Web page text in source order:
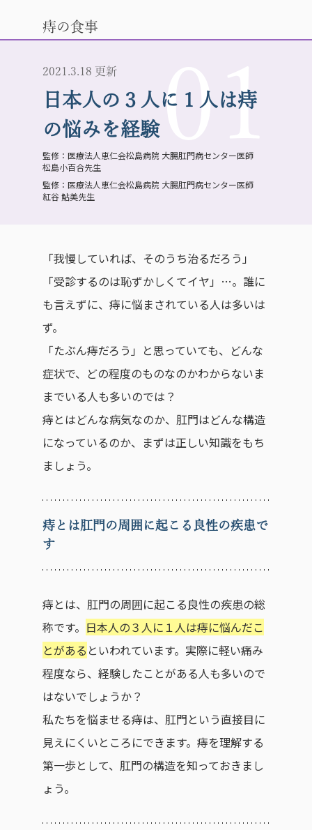
痔の食事
01
2021.3.18 更新
日本人の３人に１人は痔
の悩みを経験
医療法人恵仁会松島病院 大腸肛門病センター医師
松島小百合先生
医療法人恵仁会松島病院 大腸肛門病センター医師
紅谷 鮎美先生
「我慢していれば、そのうち治るだろう」
「受診するのは恥ずかしくてイヤ」…。誰に
も言えずに、痔に悩まされている人は多いは
ず。
「たぶん痔だろう」と思っていても、どんな
症状で、どの程度のものなのかわからないま
までいる人も多いのでは？
痔とはどんな病気なのか、肛門はどんな構造
になっているのか、まずは正しい知識をもち
ましょう。
痔とは肛門の周囲に起こる良性の疾患で
す
痔とは、肛門の周囲に起こる良性の疾患の総
称です。 日本人の３人に１人は痔に悩んだこ
とがある といわれています。実際に軽い痛み
程度なら、経験したことがある人も多いので
はないでしょうか？
私たちを悩ませる痔は、肛門という直接目に
見えにくいところにできます。痔を理解する
第一歩として、肛門の構造を知っておきまし
ょう。